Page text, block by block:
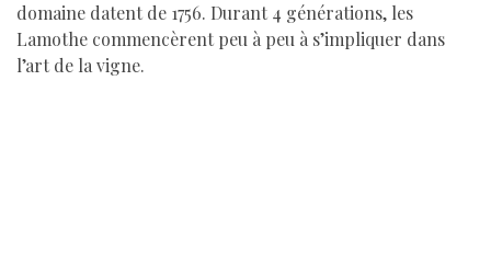
domaine datent de 1756. Durant 4 générations, les
Lamothe commencèrent peu à peu à s’impliquer dans
l’art de la vigne.